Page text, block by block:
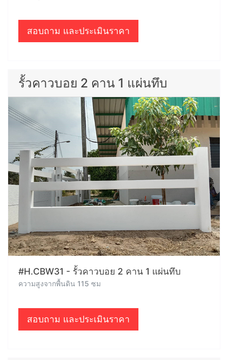
สอบถาม และประเมินราคา
รั้วคาวบอย 2 คาน 1 แผ่นทึบ
#H.CBW31 - รั้วคาวบอย 2 คาน 1 แผ่นทึบ
ความสูงจากพื้นดิน 115 ซม
สอบถาม และประเมินราคา